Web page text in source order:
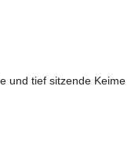
und tief sitzende Keime